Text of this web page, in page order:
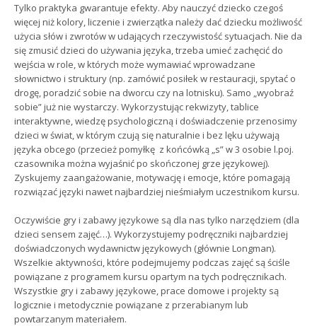
Tylko praktyka gwarantuje efekty. Aby nauczyć dziecko czegoś
więcej niż kolory, liczenie i zwierzątka należy dać dziecku możliwość
użycia słów i zwrotów w udających rzeczywistość sytuacjach. Nie da
się zmusić dzieci do używania języka, trzeba umieć zachęcić do
wejścia w role, w których może wymawiać wprowadzane
słownictwo i struktury (np. zamówić posiłek w restauracji, spytać o
drogę, poradzić sobie na dworcu czy na lotnisku). Samo „wyobraź
sobie” już nie wystarczy. Wykorzystując rekwizyty, tablice
interaktywne, wiedzę psychologiczną i doświadczenie przenosimy
dzieci w świat, w którym czują się naturalnie i bez lęku używają
języka obcego (przecież pomyłkę z końcówką „s” w 3 osobie l.poj.
czasownika można wyjaśnić po skończonej grze językowej).
Zyskujemy zaangażowanie, motywację i emocje, które pomagają
rozwiązać języki nawet najbardziej nieśmiałym uczestnikom kursu.
Oczywiście gry i zabawy językowe są dla nas tylko narzędziem (dla
dzieci sensem zajęć…). Wykorzystujemy podręczniki najbardziej
doświadczonych wydawnictw językowych (głównie Longman).
Wszelkie aktywności, które podejmujemy podczas zajęć są ściśle
powiązane z programem kursu opartym na tych podręcznikach.
Wszystkie gry i zabawy językowe, prace domowe i projekty są
logicznie i metodycznie powiązane z przerabianym lub
powtarzanym materiałem.